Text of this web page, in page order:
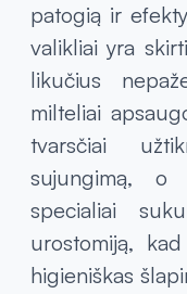
patogią ir
valikliai yra
likučius
milteliai
tvarsčiai
sujungimą, o
specialiai
urostomiją,
higieniškas